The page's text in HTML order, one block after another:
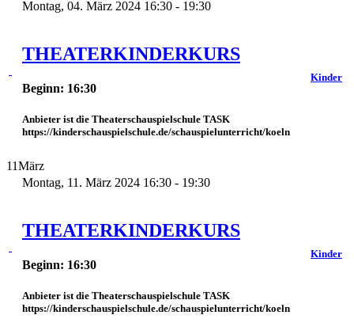
Montag, 04. März 2024 16:30 - 19:30
THEATERKINDERKURS
Beginn: 16:30
Anbieter ist die Theaterschauspielschule TASK
https://kinderschauspielschule.de/schauspielunterricht/koeln
Kinder
11März
Montag, 11. März 2024 16:30 - 19:30
THEATERKINDERKURS
Beginn: 16:30
Anbieter ist die Theaterschauspielschule TASK
https://kinderschauspielschule.de/schauspielunterricht/koeln
Kinder